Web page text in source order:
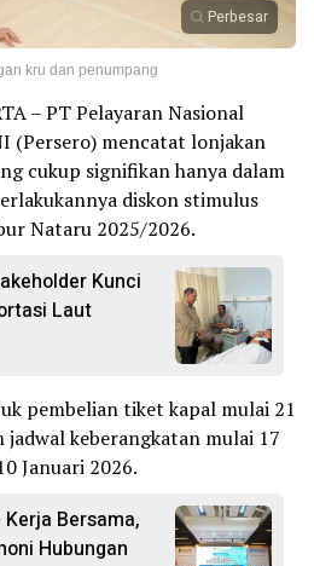
Perbesar
kru dan penumpang
– PT Pelayaran Nasional
(Persero) mencatat lonjakan
cukup signifikan hanya dalam
diskon stimulus
Nataru 2025/2026.
Kunci
Laut
pembelian tiket kapal mulai 21
jadwal keberangkatan mulai 17
Januari 2026.
Bersama,
Hubungan